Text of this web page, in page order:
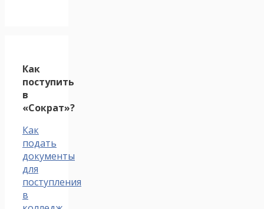
Как
поступить
в
«Сократ»?
Как
подать
документы
для
поступления
в